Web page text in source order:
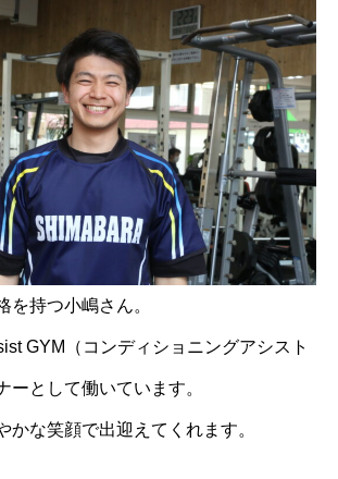
を持つ小嶋さん。
GYM（コンディショニングアシスト
ーとして働いています。
かな笑顔で出迎えてくれます。